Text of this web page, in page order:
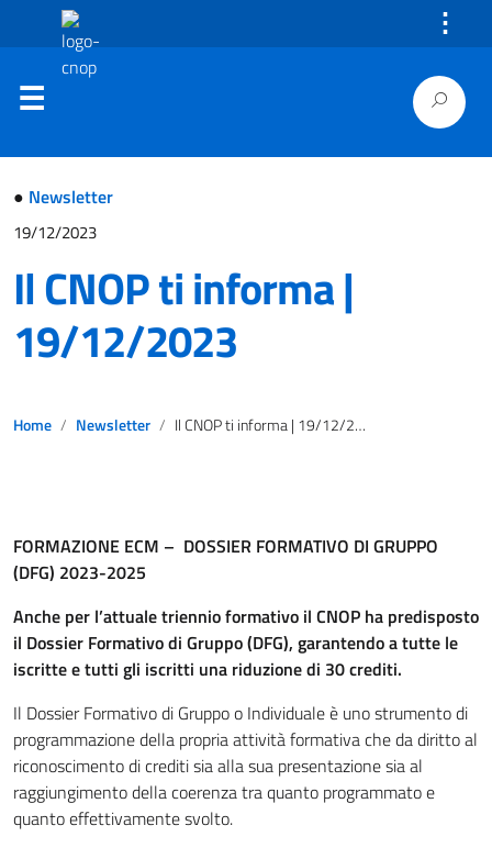
⋮
● Newsletter
19/12/2023
Il CNOP ti informa |
19/12/2023
Home Newsletter Il CNOP ti informa | 19/12/2023
FORMAZIONE ECM – DOSSIER FORMATIVO DI GRUPPO
(DFG) 2023-2025
Anche per l’attuale triennio formativo il CNOP ha predisposto
il Dossier Formativo di Gruppo (DFG), garantendo a tutte le
iscritte e tutti gli iscritti una riduzione di 30 crediti.
Il Dossier Formativo di Gruppo o Individuale è uno strumento di
programmazione della propria attività formativa che da diritto al
riconoscimento di crediti sia alla sua presentazione sia al
raggiungimento della coerenza tra quanto programmato e
quanto effettivamente svolto.